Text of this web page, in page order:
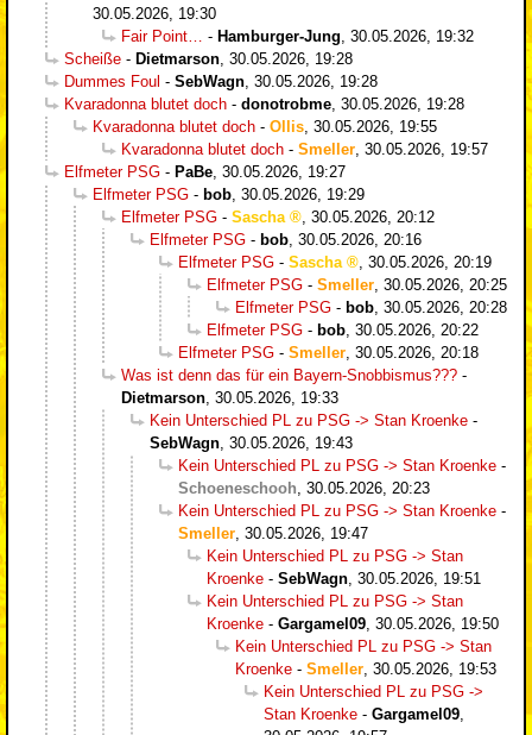
30.05.2026, 19:30
Fair Point…
- Hamburger-Jung 30.05.2026, 19:32
Scheiße - Dietmarson 30.05.2026, 19:28
Dummes Foul - SebWagn 30.05.2026, 19:28
Kvaradonna blutet doch - donotrobme 30.05.2026, 19:28
Kvaradonna blutet doch - Ollis 30.05.2026, 19:55
Kvaradonna blutet doch - Smeller 30.05.2026, 19:57
Elfmeter PSG - PaBe 30.05.2026, 19:27
Elfmeter PSG - bob 30.05.2026, 19:29
Elfmeter PSG - Sascha
30.05.2026, 20:12
Elfmeter PSG - bob 30.05.2026, 20:16
Elfmeter PSG - Sascha
30.05.2026, 20:19
Elfmeter PSG - Smeller 30.05.2026, 20:25
Elfmeter PSG - bob 30.05.2026, 20:28
Elfmeter PSG - bob 30.05.2026, 20:22
Elfmeter PSG - Smeller 30.05.2026, 20:18
Was ist denn das für ein Bayern-Snobbismus??? -
Dietmarson 30.05.2026, 19:33
Kein Unterschied PL zu PSG -> Stan Kroenke -
SebWagn 30.05.2026, 19:43
Kein Unterschied PL zu PSG -> Stan Kroenke -
Schoeneschooh 30.05.2026, 20:23
Kein Unterschied PL zu PSG -> Stan Kroenke -
Smeller 30.05.2026, 19:47
Kein Unterschied PL zu PSG -> Stan
Kroenke - SebWagn 30.05.2026, 19:51
Kein Unterschied PL zu PSG -> Stan
Kroenke - Gargamel09 30.05.2026, 19:50
Kein Unterschied PL zu PSG -> Stan
Kroenke - Smeller 30.05.2026, 19:53
Kein Unterschied PL zu PSG ->
Stan Kroenke - Gargamel09